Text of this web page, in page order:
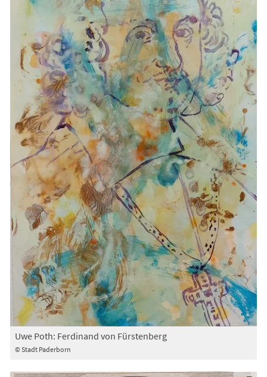
© Stadt Paderborn
Uwe Poth: Ferdinand von Fürstenberg